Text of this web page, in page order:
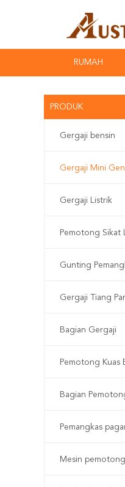
RUMAH
PRODUK
Gergaji bensin
Gergaji Mini
Gergaji Listrik
Pemotong Sikat
Gergaji Tiang
Bagian Gergaji